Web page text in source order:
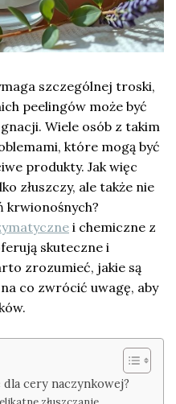
szczególnej troski,
peelingów może być
Wiele osób z takim
które mogą być
produkty. Jak więc
złuszczy, ale także nie
krwionośnych?
i chemiczne z
skuteczne i
zrozumieć, jakie są
co zwrócić uwagę, aby
dla cery naczynkowej?